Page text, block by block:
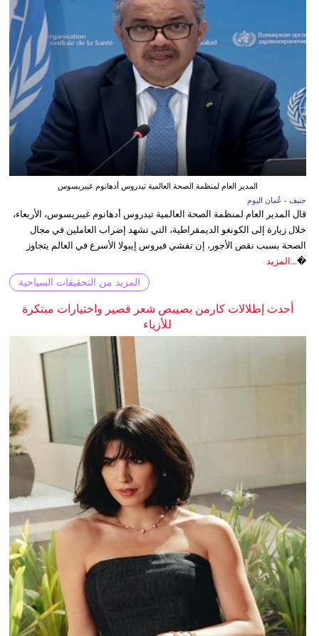
المدير العام لمنظمة الصحة العالمية تيدروس أدهانوم غيبريسوس
جنيف - عُمان اليوم
قال المدير العام لمنظمة الصحة العالمية تيدروس أدهانوم غيبريسوس، الأربعاء،
خلال زيارة إلى الكونغو الديمقراطية، التي تشهد إضراب العاملين في مجال
الصحة بسبب نقص الأجور، إن تفشي فيروس إيبولا الأسرع في العالم يتجاوز
�... المزيد
المزيد من التحقيقات السياحية
أحدث إطلالات كارمن بصيبص شعر قصير واختيارات مبتكرة
للأزياء